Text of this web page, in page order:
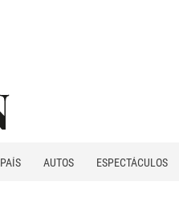
PAÍS AUTOS
ESPECTÁCULOS